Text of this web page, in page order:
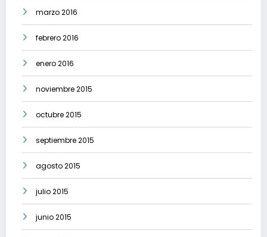
marzo 2016
febrero 2016
enero 2016
noviembre 2015
octubre 2015
septiembre 2015
agosto 2015
julio 2015
junio 2015